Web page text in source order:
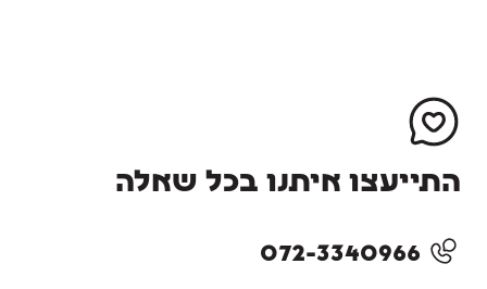
התייעצו איתנו בכל שאלה
072-3340966